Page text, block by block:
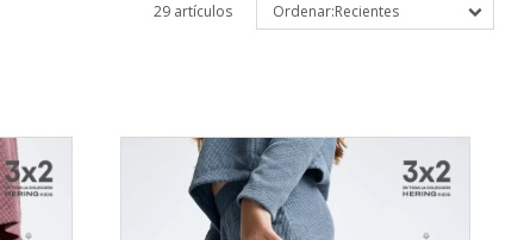
29 artículos Recientes